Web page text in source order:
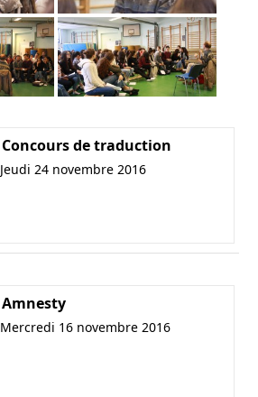
Concours de traduction
Jeudi 24 novembre 2016
Amnesty
Mercredi 16 novembre 2016